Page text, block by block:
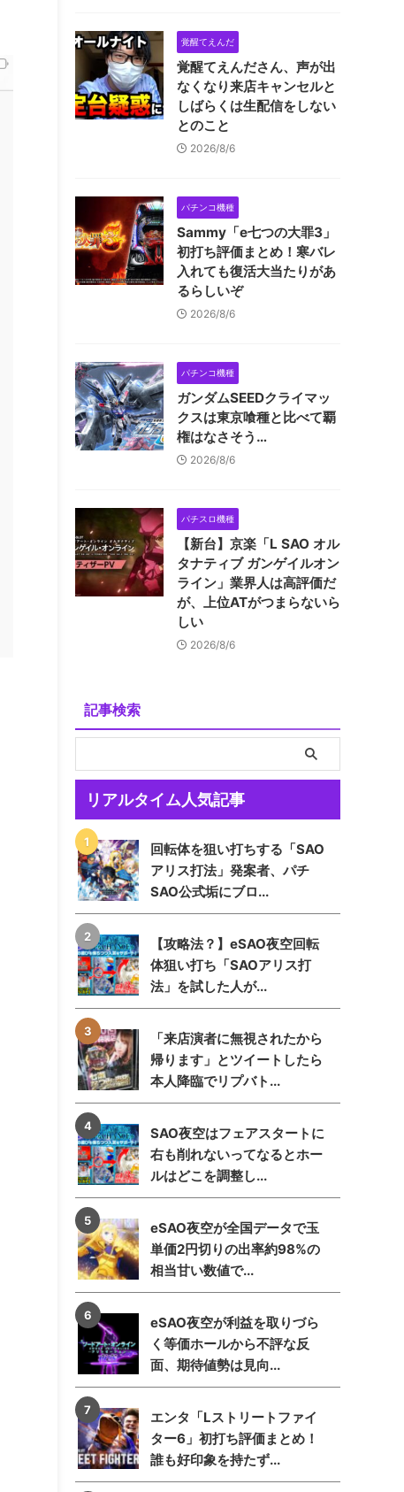
覚醒てえんだ
覚醒てえんださん、声が出
なくなり来店キャンセルと
しばらくは生配信をしない
とのこと
2026/8/6
パチンコ機種
Sammy「e七つの大罪3」
初打ち評価まとめ！寒バレ
入れても復活大当たりがあ
るらしいぞ
2026/8/6
パチンコ機種
ガンダムSEEDクライマッ
クスは東京喰種と比べて覇
権はなさそう…
2026/8/6
パチスロ機種
【新台】京楽「L SAO オル
タナティブ ガンゲイルオン
ライン」業界人は高評価だ
が、上位ATがつまらないら
しい
2026/8/6
記事検索
リアルタイム人気記事
回転体を狙い打ちする「SAO
アリス打法」発案者、パチ
SAO公式垢にブロ...
【攻略法？】eSAO夜空回転
体狙い打ち「SAOアリス打
法」を試した人が...
「来店演者に無視されたから
帰ります」とツイートしたら
本人降臨でリプバト...
SAO夜空はフェアスタートに
右も削れないってなるとホー
ルはどこを調整し...
eSAO夜空が全国データで玉
単価2円切りの出率約98%の
相当甘い数値で...
eSAO夜空が利益を取りづら
く等価ホールから不評な反
面、期待値勢は見向...
エンタ「Lストリートファイ
ター6」初打ち評価まとめ！
誰も好印象を持たず...